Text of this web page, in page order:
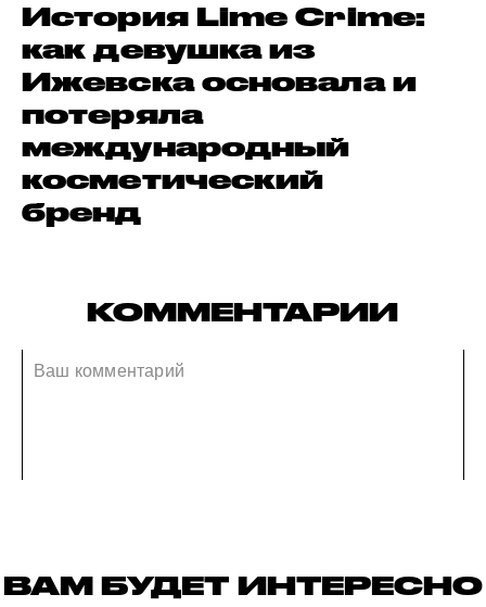
История Lime Crime:
как девушка из
Ижевска основала и
потеряла
международный
косметический
бренд
КОММЕНТАРИИ
ВАМ БУДЕТ ИНТЕРЕСНО